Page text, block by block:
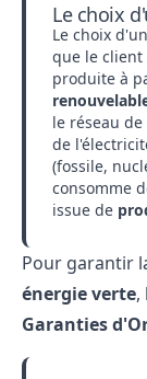
Le choix
Le choix
que le client
produite à
le réseau
de
(fossile,
consomme
issue de
Pour garantir
énergie verte,
Garanties